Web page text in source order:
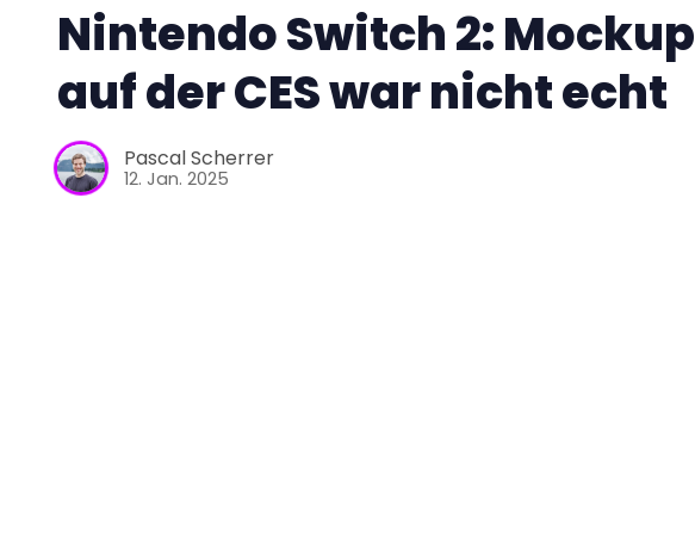
Nintendo Switch 2: Mockup
auf der CES war nicht echt
Pascal Scherrer
12. Jan. 2025